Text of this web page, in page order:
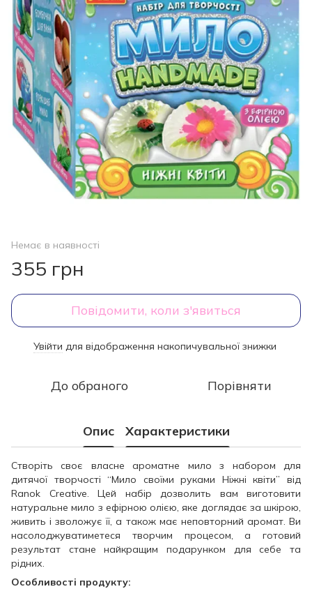
Немає в наявності
355 грн
Повідомити, коли з'явиться
Увійти для відображення накопичувальної знижки
До обраного Порівняти
Опис Характеристики
Створіть своє власне ароматне мило з набором для
дитячої творчості “Мило своїми руками Ніжні квіти” від
Ranok Creative. Цей набір дозволить вам виготовити
натуральне мило з ефірною олією, яке доглядає за шкірою,
живить і зволожує її, а також має неповторний аромат. Ви
насолоджуватиметеся творчим процесом, а готовий
результат стане найкращим подарунком для себе та
рідних.
Особливості продукту: